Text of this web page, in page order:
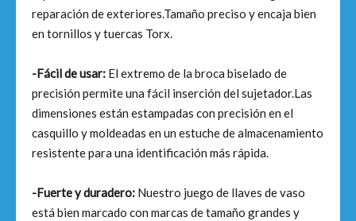
reparación de exteriores.Tamaño preciso y encaja bien
en tornillos y tuercas Torx.
-Fácil de usar: El extremo de la broca biselado de
precisión permite una fácil inserción del sujetador.Las
dimensiones están estampadas con precisión en el
casquillo y moldeadas en un estuche de almacenamiento
resistente para una identificación más rápida.
-Fuerte y duradero: Nuestro juego de llaves de vaso
está bien marcado con marcas de tamaño grandes y